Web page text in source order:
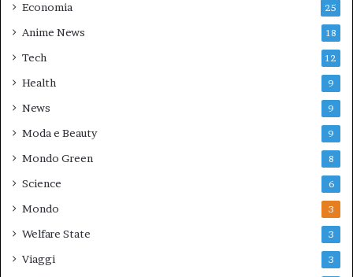
Economia 25
Anime News 18
Tech 12
Health 9
News 9
Moda e Beauty 9
Mondo Green 8
Science 6
Mondo 3
Welfare State 3
Viaggi 3